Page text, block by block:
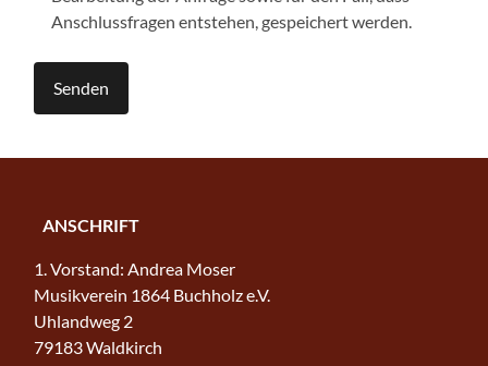
Anschlussfragen entstehen, gespeichert werden.
ANSCHRIFT
1. Vorstand: Andrea Moser
Musikverein 1864 Buchholz e.V.
Uhlandweg 2
79183 Waldkirch